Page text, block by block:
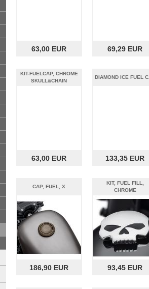
63,00 EUR 69,29 EUR
KIT-FUELCAP, CHROME
SKULL&CHAIN
63,00 EUR
DIAMOND ICE FUEL
133,35 EUR
CAP, FUEL, X
186,90 EUR
KIT, FUEL FILL,
CHROME
93,45 EUR